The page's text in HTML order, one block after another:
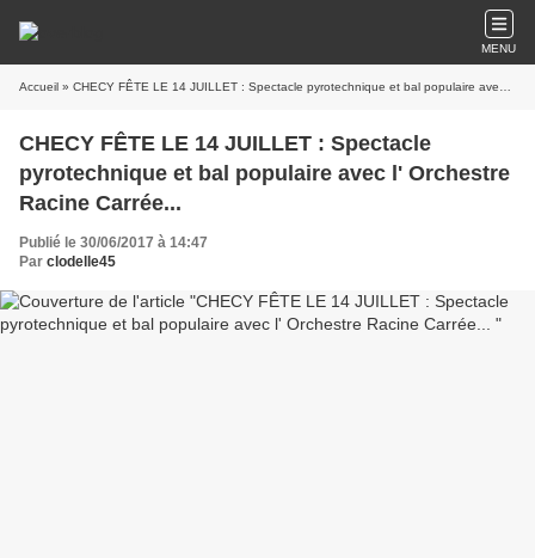
MENU
Accueil » CHECY FÊTE LE 14 JUILLET : Spectacle pyrotechnique et bal populaire avec l' Orchestre Racine Carrée...
CHECY FÊTE LE 14 JUILLET : Spectacle
pyrotechnique et bal populaire avec l' Orchestre
Racine Carrée...
Publié le 30/06/2017 à 14:47
Par clodelle45